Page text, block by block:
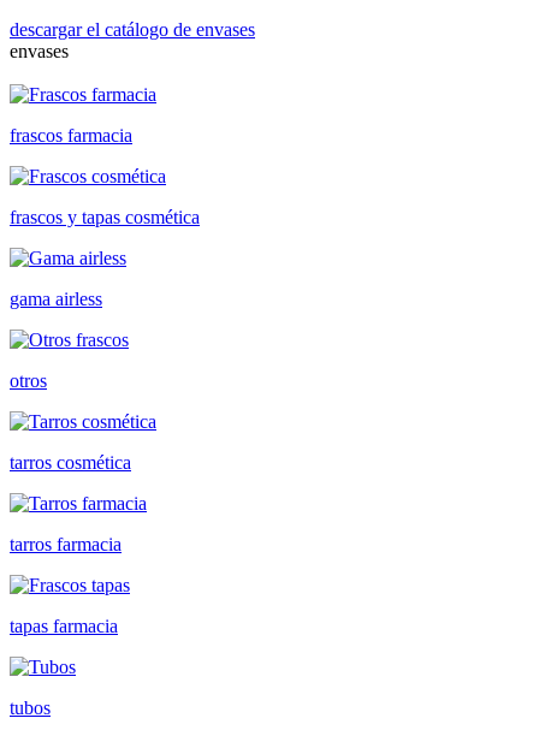
descargar el catálogo de envases
envases
frascos farmacia
frascos y tapas cosmética
gama airless
otros
tarros cosmética
tarros farmacia
tapas farmacia
tubos